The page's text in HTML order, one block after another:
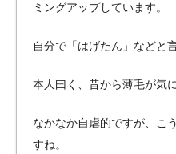
ミングアップしています。
自分で「はげたん」などと
本人曰く、昔から薄毛が気
なかなか自虐的ですが、こ
すね。